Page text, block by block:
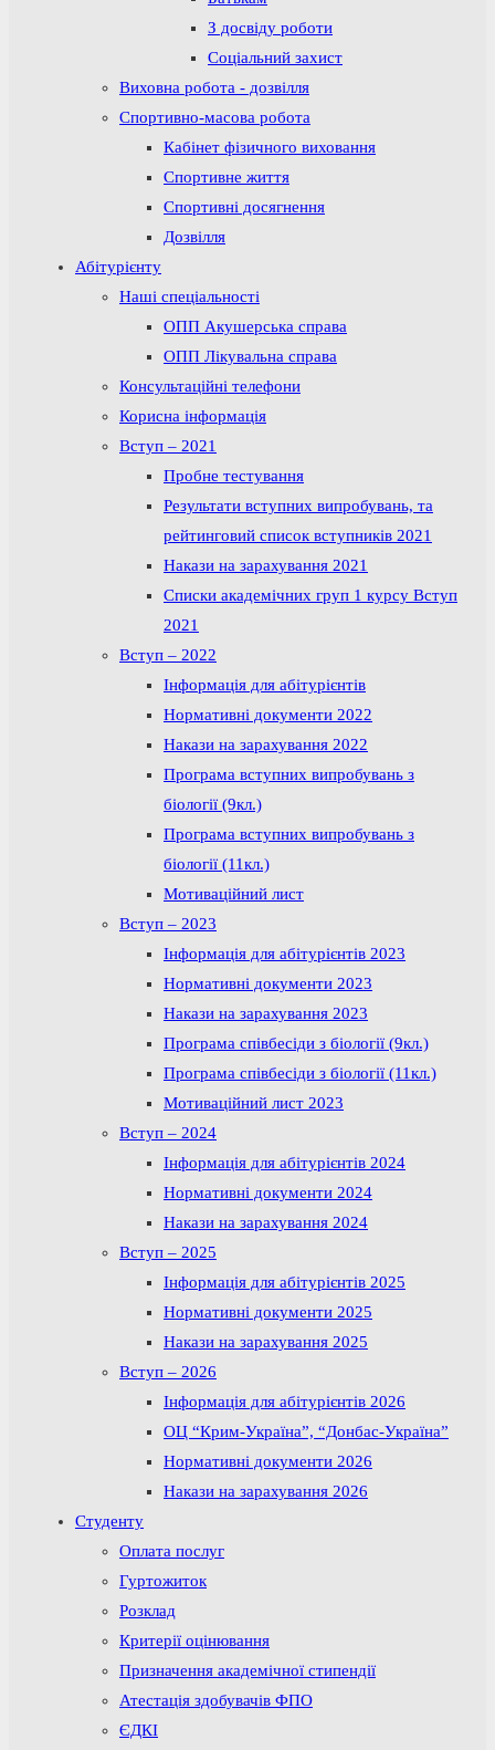
З досвіду роботи
Соціальний захист
Виховна робота - дозвілля
Спортивно-масова робота
Кабінет фізичного виховання
Спортивне життя
Спортивні досягнення
Дозвілля
Абітурієнту
Наші спеціальності
ОПП Акушерська справа
ОПП Лікувальна справа
Консультаційні телефони
Корисна інформація
Вступ – 2021
Пробне тестування
Результати вступних випробувань, та
рейтинговий список вступників 2021
Накази на зарахування 2021
Списки академічних груп 1 курсу Вступ
2021
Вступ – 2022
Інформація для абітурієнтів
Нормативні документи 2022
Накази на зарахування 2022
Програма вступних випробувань з
біології (9кл.)
Програма вступних випробувань з
біології (11кл.)
Мотиваційний лист
Вступ – 2023
Інформація для абітурієнтів 2023
Нормативні документи 2023
Накази на зарахування 2023
Програма співбесіди з біології (9кл.)
Програма співбесіди з біології (11кл.)
Мотиваційний лист 2023
Вступ – 2024
Інформація для абітурієнтів 2024
Нормативні документи 2024
Накази на зарахування 2024
Вступ – 2025
Інформація для абітурієнтів 2025
Нормативні документи 2025
Накази на зарахування 2025
Вступ – 2026
Інформація для абітурієнтів 2026
ОЦ “Крим-Україна”, “Донбас-Україна”
Нормативні документи 2026
Накази на зарахування 2026
Студенту
Оплата послуг
Гуртожиток
Розклад
Критерії оцінювання
Призначення академічної стипендії
Атестація здобувачів ФПО
ЄДКІ